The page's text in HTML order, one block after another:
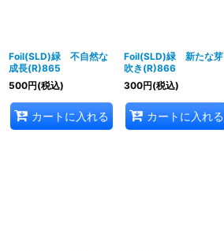
Foil(SLD)緑 不自然な
成長(R)865
500円(税込)
カートに入れる
Foil(SLD)緑 新たな芽
吹き(R)866
300円(税込)
カートに入れる